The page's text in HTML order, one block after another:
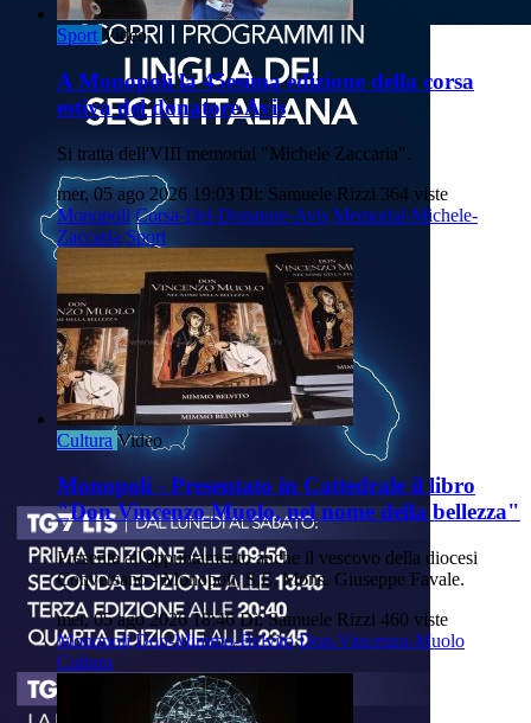
Sport Video
A Monopoli la 45esima edizione della corsa
estiva del donatore Avis
Si tratta dell'VIII memorial "Michele Zaccaria".
mer, 05 ago 2026 19:03 Di: Samuele Rizzi 364 viste
Monopoli Corsa-Del-Donatore-Avis Memorial-Michele-
Zaccaria Sport
Cultura Video
Monopoli - Presentato in Cattedrale il libro
"Don Vincenzo Muolo, nel nome della bellezza"
Presente all'appuntamento anche il vescovo della diocesi
Conversano - Monopoli, S.E. Mons. Giuseppe Favale.
mer, 05 ago 2026 18:46 Di: Samuele Rizzi 460 viste
Monopoli Don-Mimmo-Belvito Don-Vincenzo-Muolo
Cultura